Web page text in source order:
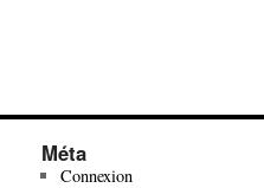
Méta
Connexion